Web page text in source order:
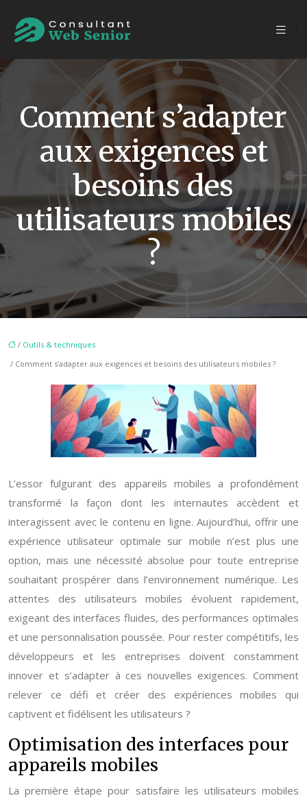
Comment s’adapter
aux exigences et
besoins des
utilisateurs mobiles
?
/ Outils & techniques
/ Comment s’adapter aux exigences et besoins des utilisateurs mobiles ?
L’essor fulgurant des appareils mobiles a profondément
transformé la façon dont les internautes accèdent et
interagissent avec le contenu en ligne. Aujourd’hui, offrir une
expérience utilisateur optimale sur mobile n’est plus une
option, mais une nécessité absolue pour toute entreprise
souhaitant prospérer dans l’environnement numérique. Les
attentes des utilisateurs mobiles évoluent rapidement,
exigeant des interfaces fluides, des performances optimales
et une personnalisation poussée. Pour rester compétitifs, les
développeurs et les entreprises doivent constamment
innover et s’adapter à ces nouvelles exigences. Comment
relever ce défi et créer des expériences mobiles qui
captivent et fidélisent les utilisateurs ?
Optimisation des interfaces pour
appareils mobiles
La première étape pour satisfaire les utilisateurs mobiles